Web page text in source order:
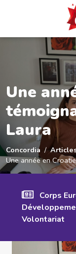
Une
Laura
Concordia
Une année en
Corps
Volontariat
Panneau de gestion